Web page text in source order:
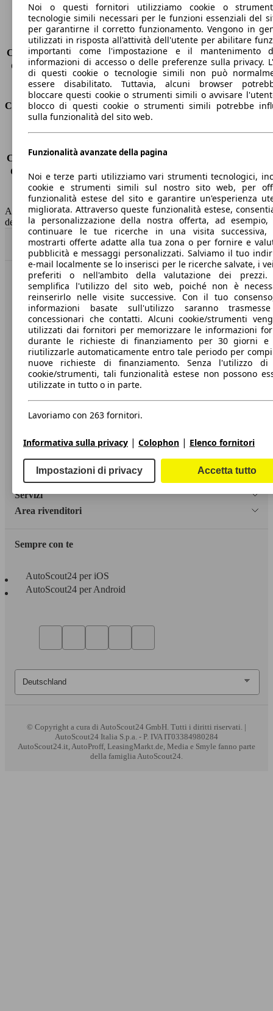
Porte
5
Sedili
5
Carico sul tetto
-
Capacità di traino (senza freni) -
Capacità di traino (con freni)
2500 kg
Volume del bagagliaio
570 - 1726 l
Consumi
Emissioni di CO2*
-
Consumo (extra-urbano) -
Consumo (combinato)*
-
Classe di emissione
Euro 6
Capacità del serbatoio
58 l
AutoScout24 non si assume alcuna responsabilità per la correttezza
dei dati.
Torna su
Benvenuti su AutoScout24, il mercato auto europeo.
Società
A proposito di AutoScout24
Stampa
Media
Privacy
Dichiarazione di Accessibilità
Servizi
Area rivenditori
Sempre con te
AutoScout24 per iOS
AutoScout24 per Android
© Copyright a cura di AutoScout24 GmbH. Tutti i diritti riservati. |
AutoScout24 Italia S.p.a. - P. IVA IT03384980284
AutoScout24.it, AutoProff, LeasingMarkt.de, Media e Smyle fanno parte
della famiglia AutoScout24.
Noi o questi fornitori utilizziamo cookie o
tecnologie simili necessari per le funzioni essenziali del
per garantirne il corretto funzionamento. Vengono in
utilizzati in risposta all'attività dell'utente per abilitare
importanti come l'impostazione e il mantenimento
informazioni di accesso o delle preferenze sulla privacy.
di questi cookie o tecnologie simili non può
essere disabilitato. Tuttavia, alcuni browser
bloccare questi cookie o strumenti simili o avvisare
blocco di questi cookie o strumenti simili potrebbe
sulla funzionalità del sito web.
Funzionalità avanzate della pagina
Noi e terze parti utilizziamo vari strumenti tecnologici,
cookie e strumenti simili sul nostro sito web, per
funzionalità estese del sito e garantire un'esperienza
migliorata. Attraverso queste funzionalità estese,
la personalizzazione della nostra offerta, ad esempio,
continuare le tue ricerche in una visita successiva,
mostrarti offerte adatte alla tua zona o per fornire e
pubblicità e messaggi personalizzati. Salviamo il tuo
e-mail localmente se lo inserisci per le ricerche salvate, i
preferiti o nell'ambito della valutazione dei prezzi.
semplifica l'utilizzo del sito web, poiché non è
reinserirlo nelle visite successive. Con il tuo
informazioni basate sull'utilizzo saranno
concessionari che contatti. Alcuni cookie/strumenti
utilizzati dai fornitori per memorizzare le informazioni
durante le richieste di finanziamento per 30 giorni e
riutilizzarle automaticamente entro tale periodo per
nuove richieste di finanziamento. Senza l'utilizzo
cookie/strumenti, tali funzionalità estese non possono
utilizzate in tutto o in parte.
Lavoriamo con 263 fornitori.
Informativa sulla privacy | Colophon | Elenco fornitori
Impostazioni di privacy Accetta tutto